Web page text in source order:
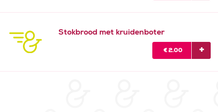
Stokbrood met kruidenboter
€2.00